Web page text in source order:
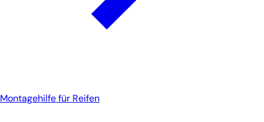
Montagehilfe für Reifen